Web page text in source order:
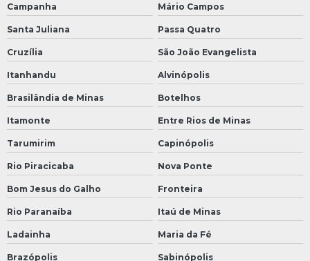
Campanha Mário Campos
Santa Juliana Passa Quatro
Cruzília São João Evangelista
Itanhandu Alvinópolis
Brasilândia de Minas Botelhos
Itamonte Entre Rios de Minas
Tarumirim Capinópolis
Rio Piracicaba Nova Ponte
Bom Jesus do Galho Fronteira
Rio Paranaíba Itaú de Minas
Ladainha Maria da Fé
Brazópolis Sabinópolis